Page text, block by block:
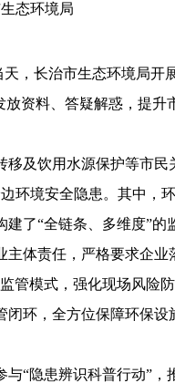
态环境局
天，长治市生态环境局开
资料、答疑解惑，提升
及饮用水源保护等市民
环境安全隐患。其中，
了“全链条、多维度”的
体责任，严格要求企业
管模式，强化现场风险
环，全方位保障环保设
“隐患辨识科普行动”，